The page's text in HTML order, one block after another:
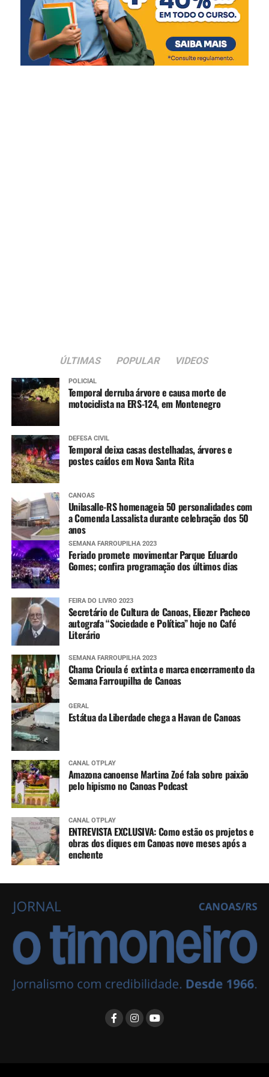
ÚLTIMAS POPULAR VIDEOS
POLICIAL
Temporal derruba árvore e causa morte de
motociclista na ERS-124, em Montenegro
DEFESA CIVIL
Temporal deixa casas destelhadas, árvores e
postes caídos em Nova Santa Rita
CANOAS
Unilasalle-RS homenageia 50 personalidades com
a Comenda Lassalista durante celebração dos 50
anos
SEMANA FARROUPILHA 2023
Feriado promete movimentar Parque Eduardo
Gomes; confira programação dos últimos dias
FEIRA DO LIVRO 2023
Secretário de Cultura de Canoas, Eliezer Pacheco
autografa “Sociedade e Política” hoje no Café
Literário
SEMANA FARROUPILHA 2023
Chama Crioula é extinta e marca encerramento da
Semana Farroupilha de Canoas
GERAL
Estátua da Liberdade chega a Havan de Canoas
CANAL OTPLAY
Amazona canoense Martina Zoé fala sobre paixão
pelo hipismo no Canoas Podcast
CANAL OTPLAY
ENTREVISTA EXCLUSIVA: Como estão os projetos e
obras dos diques em Canoas nove meses após a
enchente